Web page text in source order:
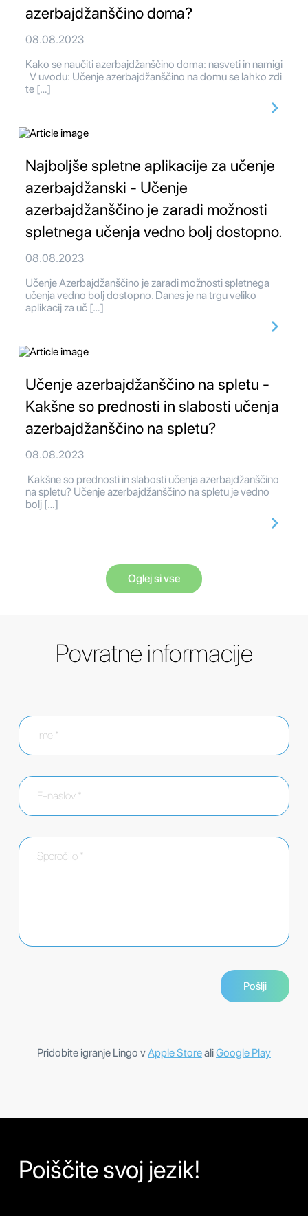
azerbajdžanščino doma?
08.08.2023
Kako se naučiti azerbajdžanščino doma: nasveti in namigi
V uvodu: Učenje azerbajdžanščino na domu se lahko zdi
te […]
Najboljše spletne aplikacije za učenje
azerbajdžanski - Učenje
azerbajdžanščino je zaradi možnosti
spletnega učenja vedno bolj dostopno.
08.08.2023
Učenje Azerbajdžanščino je zaradi možnosti spletnega
učenja vedno bolj dostopno. Danes je na trgu veliko
aplikacij za uč […]
Učenje azerbajdžanščino na spletu -
Kakšne so prednosti in slabosti učenja
azerbajdžanščino na spletu?
08.08.2023
Kakšne so prednosti in slabosti učenja azerbajdžanščino
na spletu? Učenje azerbajdžanščino na spletu je vedno
bolj […]
Oglej si vse
Povratne informacije
Pridobite igranje Lingo vApple StorealiGoogle Play
Poiščite svoj jezik!